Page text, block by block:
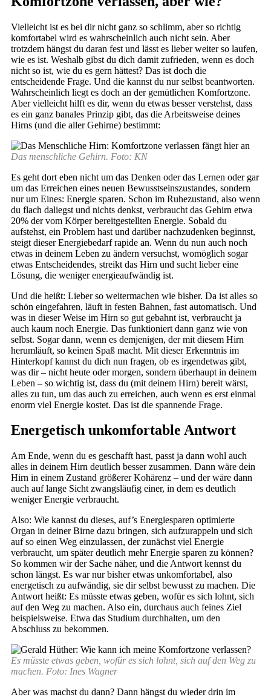
Vielleicht ist es bei dir nicht ganz so schlimm, aber so richtig
komfortabel wird es wahrscheinlich auch nicht sein. Aber
trotzdem hängst du daran fest und lässt es lieber weiter so laufen,
wie es ist. Weshalb gibst du dich damit zufrieden, wenn es doch
nicht so ist, wie du es gern hättest? Das ist doch die
entscheidende Frage. Und die kannst du nur selbst beantworten.
Wahrscheinlich liegt es doch an der gemütlichen Komfortzone.
Aber vielleicht hilft es dir, wenn du etwas besser verstehst, dass
es ein ganz banales Prinzip gibt, das die Arbeitsweise deines
Hirns (und die aller Gehirne) bestimmt:
Das menschliche Gehirn. Foto: KN
Es geht dort eben nicht um das Denken oder das Lernen oder gar
um das Erreichen eines neuen Bewusstseinszustandes, sondern
nur um Eines: Energie sparen. Schon im Ruhezustand, also wenn
du flach daliegst und nichts denkst, verbraucht das Gehirn etwa
20% der vom Körper bereitgestellten Energie. Sobald du
aufstehst, ein Problem hast und darüber nachzudenken beginnst,
steigt dieser Energiebedarf rapide an. Wenn du nun auch noch
etwas in deinem Leben zu ändern versuchst, womöglich sogar
etwas Entscheidendes, streikt das Hirn und sucht lieber eine
Lösung, die weniger energieaufwändig ist.
Und die heißt: Lieber so weitermachen wie bisher. Da ist alles so
schön eingefahren, läuft in festen Bahnen, fast automatisch. Und
was in dieser Weise im Hirn so gut gebahnt ist, verbraucht ja
auch kaum noch Energie. Das funktioniert dann ganz wie von
selbst. Sogar dann, wenn es demjenigen, der mit diesem Hirn
herumläuft, so keinen Spaß macht. Mit dieser Erkenntnis im
Hinterkopf kannst du dich nun fragen, ob es irgendetwas gibt,
was dir – nicht heute oder morgen, sondern überhaupt in deinem
Leben – so wichtig ist, dass du (mit deinem Hirn) bereit wärst,
alles zu tun, um das auch zu erreichen, auch wenn es erst einmal
enorm viel Energie kostet. Das ist die spannende Frage.
Energetisch unkomfortable Antwort
Am Ende, wenn du es geschafft hast, passt ja dann wohl auch
alles in deinem Hirn deutlich besser zusammen. Dann wäre dein
Hirn in einem Zustand größerer Kohärenz – und der wäre dann
auch auf lange Sicht zwangsläufig einer, in dem es deutlich
weniger Energie verbraucht.
Also: Wie kannst du dieses, auf’s Energiesparen optimierte
Organ in deiner Birne dazu bringen, sich aufzurappeln und sich
auf so einen Weg einzulassen, der zunächst viel Energie
verbraucht, um später deutlich mehr Energie sparen zu können?
So kommen wir der Sache näher, und die Antwort kennst du
schon längst. Es war nur bisher etwas unkomfortabel, also
energetisch zu aufwändig, sie dir selbst bewusst zu machen. Die
Antwort heißt: Es müsste etwas geben, wofür es sich lohnt, sich
auf den Weg zu machen. Also ein, durchaus auch feines Ziel
beispielsweise. Etwa das Studium durchhalten, um den
Abschluss zu bekommen.
Es müsste etwas geben, wofür es sich lohnt, sich auf den Weg zu
machen. Foto: Ines Wagner
Aber was machst du dann? Dann hängst du wieder drin im